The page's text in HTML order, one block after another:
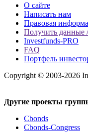
О сайте
Написать нам
Правовая
Получить данные
Investfunds-PRO
FAQ
Портфель
Copyright © 2003-2026
Другие проекты
Cbonds
Cbonds-Congress